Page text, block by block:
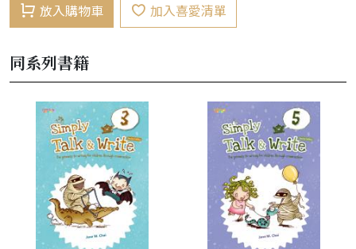
放入購物車 加入喜愛清單
同系列書籍